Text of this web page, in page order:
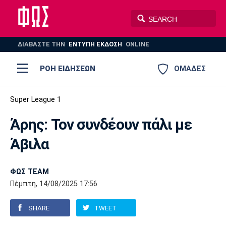
ΔΙΑΒΑΣΤΕ THN ΕΝΤΥΠΗ ΕΚΔΟΣΗ ONLINE
ΟΜΑΔΕΣ
ΡΟΗ ΕΙΔΗΣΕΩΝ
ΠΟΔΟΣΦΑΙΡΟ
ΒΟΛΕΪ
AUTO-MOTO
Ποδόσφαιρο
Super League 1
Super League 2
Γ Εθνική
Ελλάδα
Μπάσκετ
Ελλάδα
Εθνική
EuroLeague
Ολυμπιακοί Αγώνες
Βόλεϊ
Πόλο
Ολυμπιακός
Παναθηναϊκός Ατρόμητος
Super League 1
Άρης: Τον συνδέουν πάλι με
Άβιλα
ΦΩΣ TEAM
Πέμπτη, 14/08/2025 17:56
SHARE TWEET